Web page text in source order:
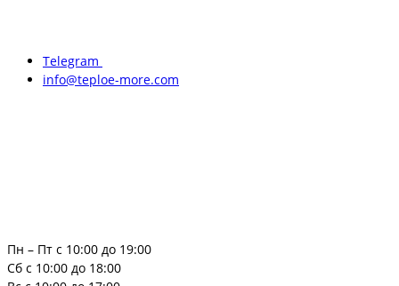
Telegram
info@teploe-more.com
Пн – Пт с 10:00 до 19:00
Сб с 10:00 до 18:00